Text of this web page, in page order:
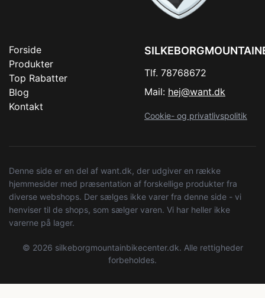
Forside
Produkter
Top Rabatter
Blog
Kontakt
Tlf. 78768672
Mail: hej@want.dk
Cookie- og privatlivspolitik
Denne side er en del af want.dk, der udgiver en række
hjemmesider med præsentation af forskellige produkter fra
diverse webshops. Der sælges ikke varer fra denne side - vi
henviser til de shops, som sælger varen. Vi har heller ikke
varerne på lager.
© 2026 silkeborgmountainbikecenter.dk. Alle rettigheder
forbeholdes.